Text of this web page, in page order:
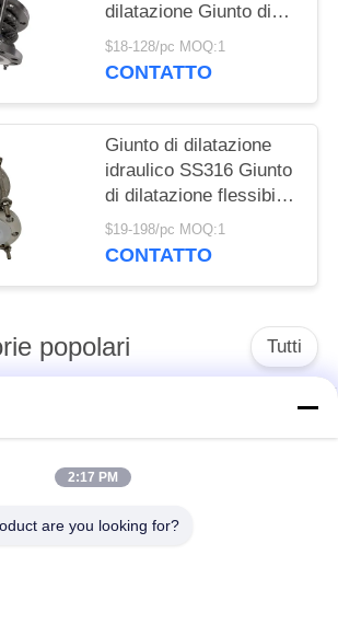
dilatazione Giunto di
dilatazione flessibile
rivestito in PTFE ad
$18-128/pc MOQ:1
CONTATTO
Giunto di dilatazione
idraulico SS316 Giunto
di dilatazione flessibile
rivestito in PTFE ad
alta resistenza
$19-198/pc MOQ:1
CONTATTO
popolari Tutti
Giunto di dilatazione
Giunto di dilatazione
2:17 PM
are you looking for?